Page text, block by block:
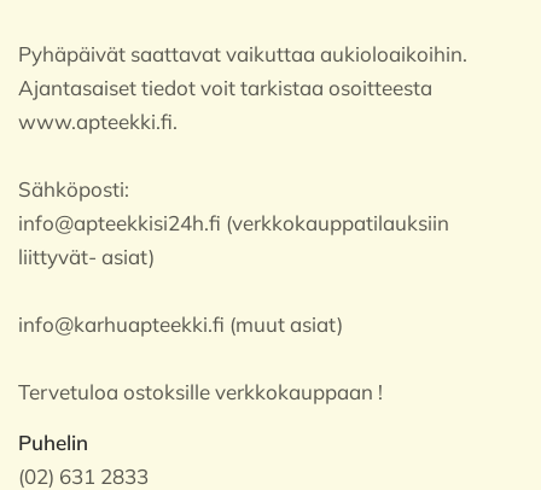
Pyhäpäivät saattavat vaikuttaa aukioloaikoihin.
Ajantasaiset tiedot voit tarkistaa osoitteesta
www.apteekki.fi.
Sähköposti:
info@apteekkisi24h.fi (verkkokauppatilauksiin
liittyvät- asiat)
info@karhuapteekki.fi (muut asiat)
Tervetuloa ostoksille verkkokauppaan !
Puhelin
(02) 631 2833